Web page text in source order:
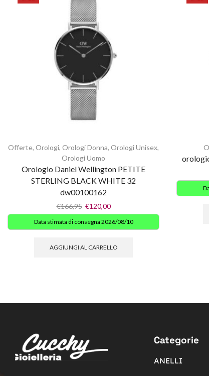
Offerte, Orologi, Orologi Donna, Orologi Unisex,
Orologi Uomo
Orologio Daniel Wellington PETITE
STERLING BLACK WHITE 32
dw00100162
€166,95 €120,00
Data stimata di consegna 2026/08/10
AGGIUNGI AL CARRELLO
Categorie
ANELLI